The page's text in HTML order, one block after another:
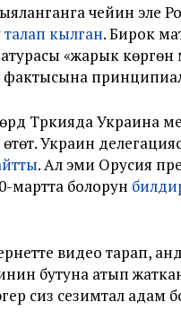
чейин эле
талап кылган. Бирок
«жарык көргөн
Түркияда Украина
Украин
. Ал эми Орусия
мартта болорун
видео тарап,
бутуна атып
сиз сезимтал адам